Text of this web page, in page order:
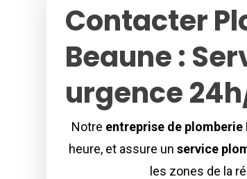
Contacter
Beaune :
urgence
Notre entreprise de plomberie
heure, et assure un service
les zones de la